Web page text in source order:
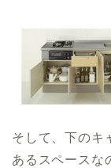
そして、下のキ
あるスペースな